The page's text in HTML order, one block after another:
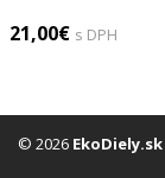
21,00€ s DPH
© 2026 EkoDiely.sk